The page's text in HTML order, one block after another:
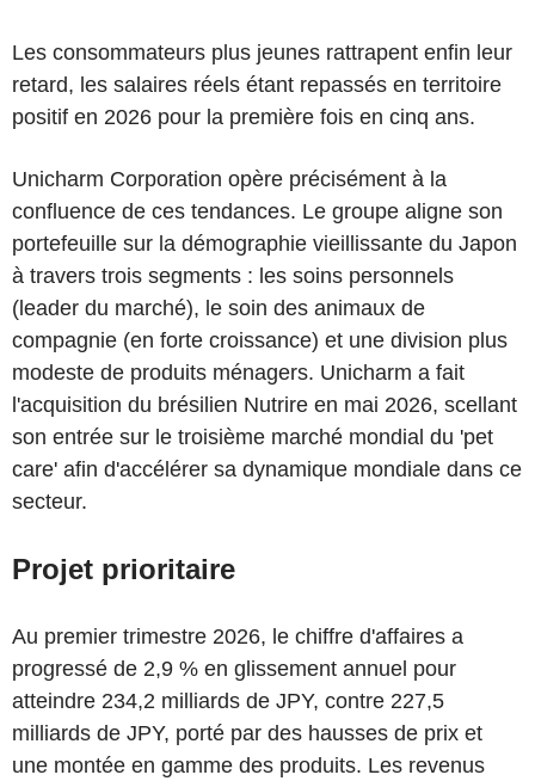
Les consommateurs plus jeunes rattrapent enfin leur
retard, les salaires réels étant repassés en territoire
positif en 2026 pour la première fois en cinq ans.
Unicharm Corporation opère précisément à la
confluence de ces tendances. Le groupe aligne son
portefeuille sur la démographie vieillissante du Japon
à travers trois segments : les soins personnels
(leader du marché), le soin des animaux de
compagnie (en forte croissance) et une division plus
modeste de produits ménagers. Unicharm a fait
l'acquisition du brésilien Nutrire en mai 2026, scellant
son entrée sur le troisième marché mondial du 'pet
care' afin d'accélérer sa dynamique mondiale dans ce
secteur.
Projet prioritaire
Au premier trimestre 2026, le chiffre d'affaires a
progressé de 2,9 % en glissement annuel pour
atteindre 234,2 milliards de JPY, contre 227,5
milliards de JPY, porté par des hausses de prix et
une montée en gamme des produits. Les revenus